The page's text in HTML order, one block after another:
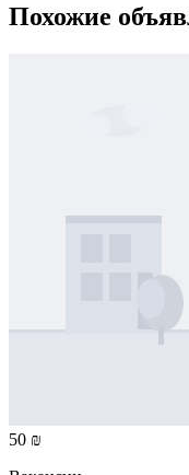
Похожие
50 ₪